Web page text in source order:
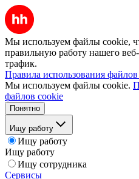
Мы используем файлы cookie,
правильную работу нашего
трафик.
Правила использования
Мы используем файлы cookie.
файлов cookie
Понятно
Ищу работу
Ищу работу
Ищу работу
Ищу сотрудника
Сервисы